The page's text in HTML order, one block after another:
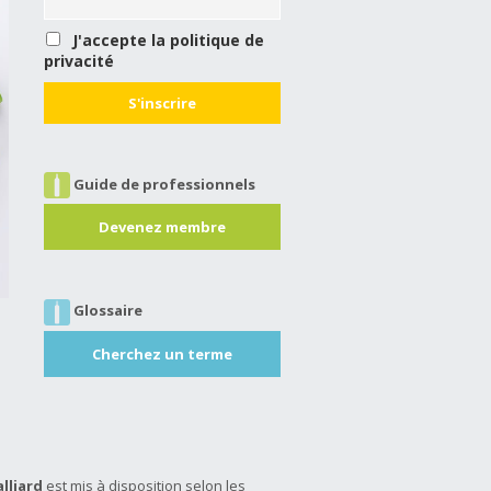
J'accepte la politique de
privacité
Guide de professionnels
Devenez membre
Glossaire
Cherchez un terme
est mis à disposition selon les